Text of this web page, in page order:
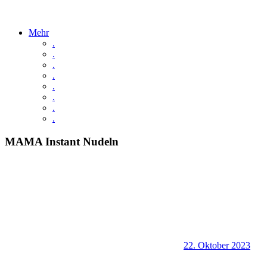
Mehr
.
.
.
.
.
.
.
.
MAMA Instant Nudeln
22. Oktober 2023